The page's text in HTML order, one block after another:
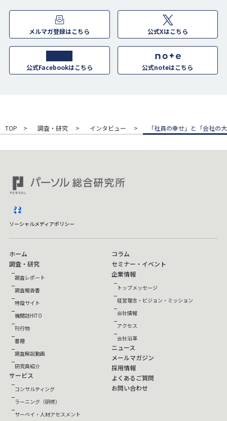
メルマガ登録はこちら 公式Xはこちら
公式Facebookはこちら 公式noteはこちら
TOP 調査・研究 インタビュー 「社員の幸せ」と「会社の
ソーシャルメディアポリシー
ホーム
調査・研究
調査レポート
調査報告書
特設サイト
機関誌HITO
刊行物
書籍
調査解説動画
研究員紹介
サービス
コンサルティング
ラーニング（研修）
サーベイ・人材アセスメント
コラム
セミナー・イベント
企業情報
トップメッセージ
経営理念・ビジョン・ミッション
会社情報
アクセス
会社沿革
ニュース
メールマガジン
採用情報
よくあるご質問
お問い合わせ